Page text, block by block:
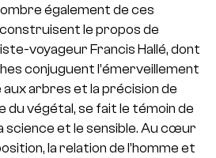
également de ces
le propos de
voyageur Francis Hallé, dont
conjuguent l’émerveillement
arbres et la précision de
du végétal, se fait le témoin de
science et le sensible. Au cœur
la relation de l’homme et